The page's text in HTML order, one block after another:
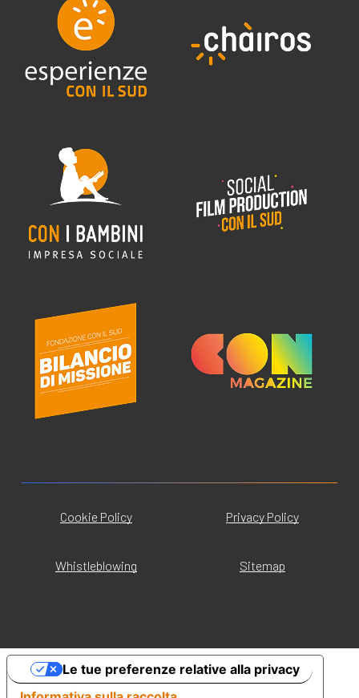
Cookie Policy Privacy Policy
Whistleblowing Sitemap
Le tue preferenze relative alla privacy